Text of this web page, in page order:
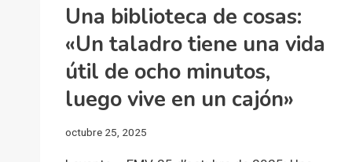
Una biblioteca de cosas:
«Un taladro tiene una vida
útil de ocho minutos,
luego vive en un cajón»
octubre 25, 2025